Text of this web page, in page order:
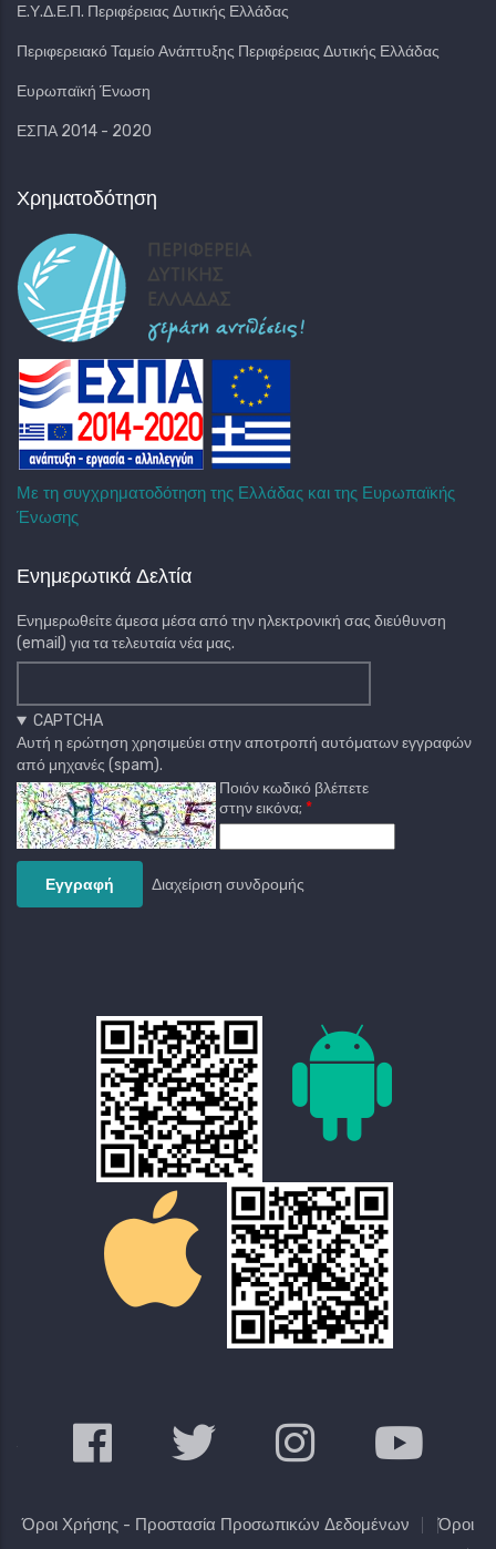
Ε.Υ.Δ.Ε.Π. Περιφέρειας Δυτικής Ελλάδας
Περιφερειακό Ταμείο Ανάπτυξης Περιφέρειας Δυτικής Ελλάδας
Ευρωπαϊκή Ένωση
ΕΣΠΑ 2014 - 2020
Χρηματοδότηση
Με τη συγχρηματοδότηση της Ελλάδας και της Ευρωπαϊκής
Ένωσης
Ενημερωτικά Δελτία
Ενημερωθείτε άμεσα μέσα από την ηλεκτρονική σας διεύθυνση
(email) για τα τελευταία νέα μας.
CAPTCHA
Αυτή η ερώτηση χρησιμεύει στην αποτροπή αυτόματων εγγραφών
από μηχανές (spam).
Ποιόν κωδικό βλέπετε
στην εικόνα;
Διαχείριση συνδρομής
Όροι Χρήσης - Προστασία Προσωπικών Δεδομένων
Όροι